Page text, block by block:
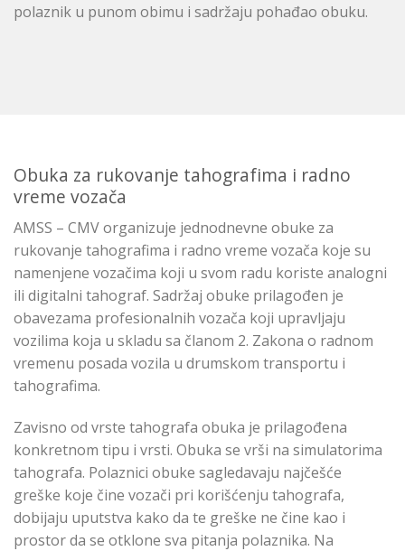
polaznik u punom obimu i sadržaju pohađao obuku.
Obuka za rukovanje tahografima i radno
vreme vozača
AMSS – CMV organizuje jednodnevne obuke za
rukovanje tahografima i radno vreme vozača koje su
namenjene vozačima koji u svom radu koriste analogni
ili digitalni tahograf. Sadržaj obuke prilagođen je
obavezama profesionalnih vozača koji upravljaju
vozilima koja u skladu sa članom 2. Zakona o radnom
vremenu posada vozila u drumskom transportu i
tahografima.
Zavisno od vrste tahografa obuka je prilagođena
konkretnom tipu i vrsti. Obuka se vrši na simulatorima
tahografa. Polaznici obuke sagledavaju najčešće
greške koje čine vozači pri korišćenju tahografa,
dobijaju uputstva kako da te greške ne čine kao i
prostor da se otklone sva pitanja polaznika. Na